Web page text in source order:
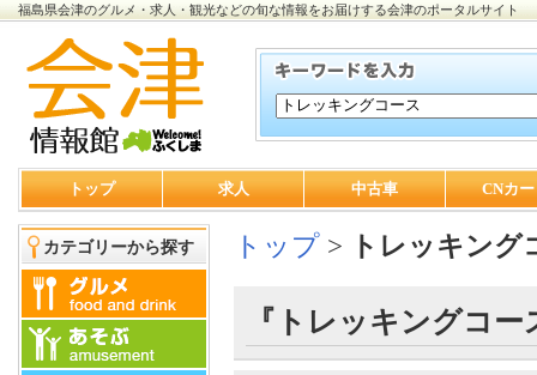
福島県会津のグルメ・求人・観光などの旬な情報をお届けする会津のポータルサイト
トップ 求人 中古車 CNカ
カテゴリーから探す トップ > トレッキング
『トレッキングコ